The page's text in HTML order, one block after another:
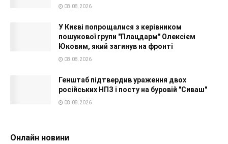
08.08.2026
У Києві попрощалися з керівником
пошукової групи "Плацдарм" Олексієм
Юковим, який загинув на фронті
08.08.2026
Генштаб підтвердив ураження двох
російських НПЗ і посту на буровій "Сиваш"
08.08.2026
Онлайн новини